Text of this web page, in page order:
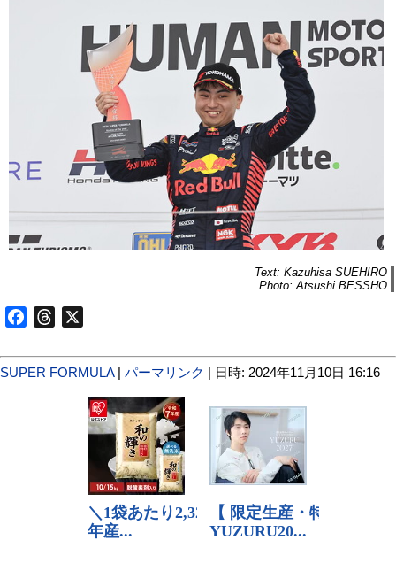
Text: Kazuhisa SUEHIRO
Photo: Atsushi BESSHO
FacebookThreads
SUPER FORMULA| パーマリンク | 日時: 2024年11月10日 16:16